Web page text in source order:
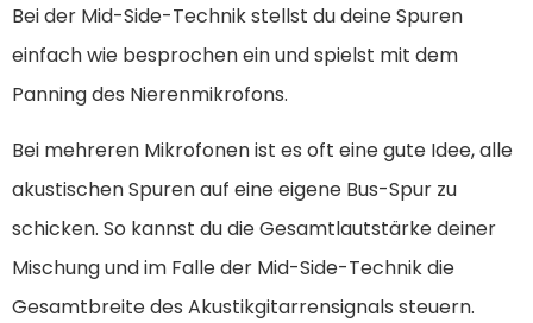
Bei der Mid-Side-Technik stellst du deine Spuren
einfach wie besprochen ein und spielst mit dem
Panning des Nierenmikrofons.
Bei mehreren Mikrofonen ist es oft eine gute Idee, alle
akustischen Spuren auf eine eigene Bus-Spur zu
schicken. So kannst du die Gesamtlautstärke deiner
Mischung und im Falle der Mid-Side-Technik die
Gesamtbreite des Akustikgitarrensignals steuern.